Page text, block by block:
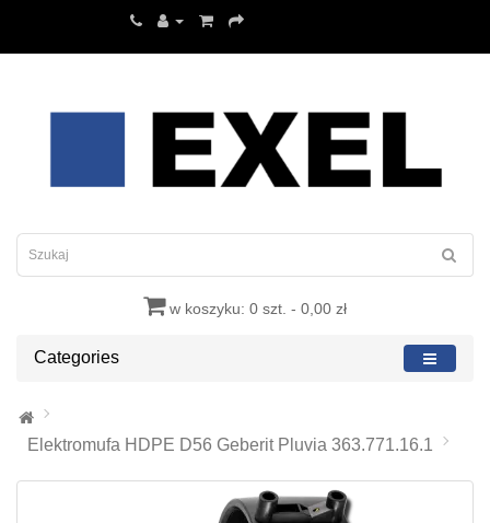
w koszyku: 0 szt. - 0,00 zł
Categories
Elektromufa HDPE D56 Geberit Pluvia 363.771.16.1